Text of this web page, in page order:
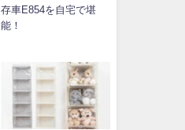
存車E854を自宅で堪
能！